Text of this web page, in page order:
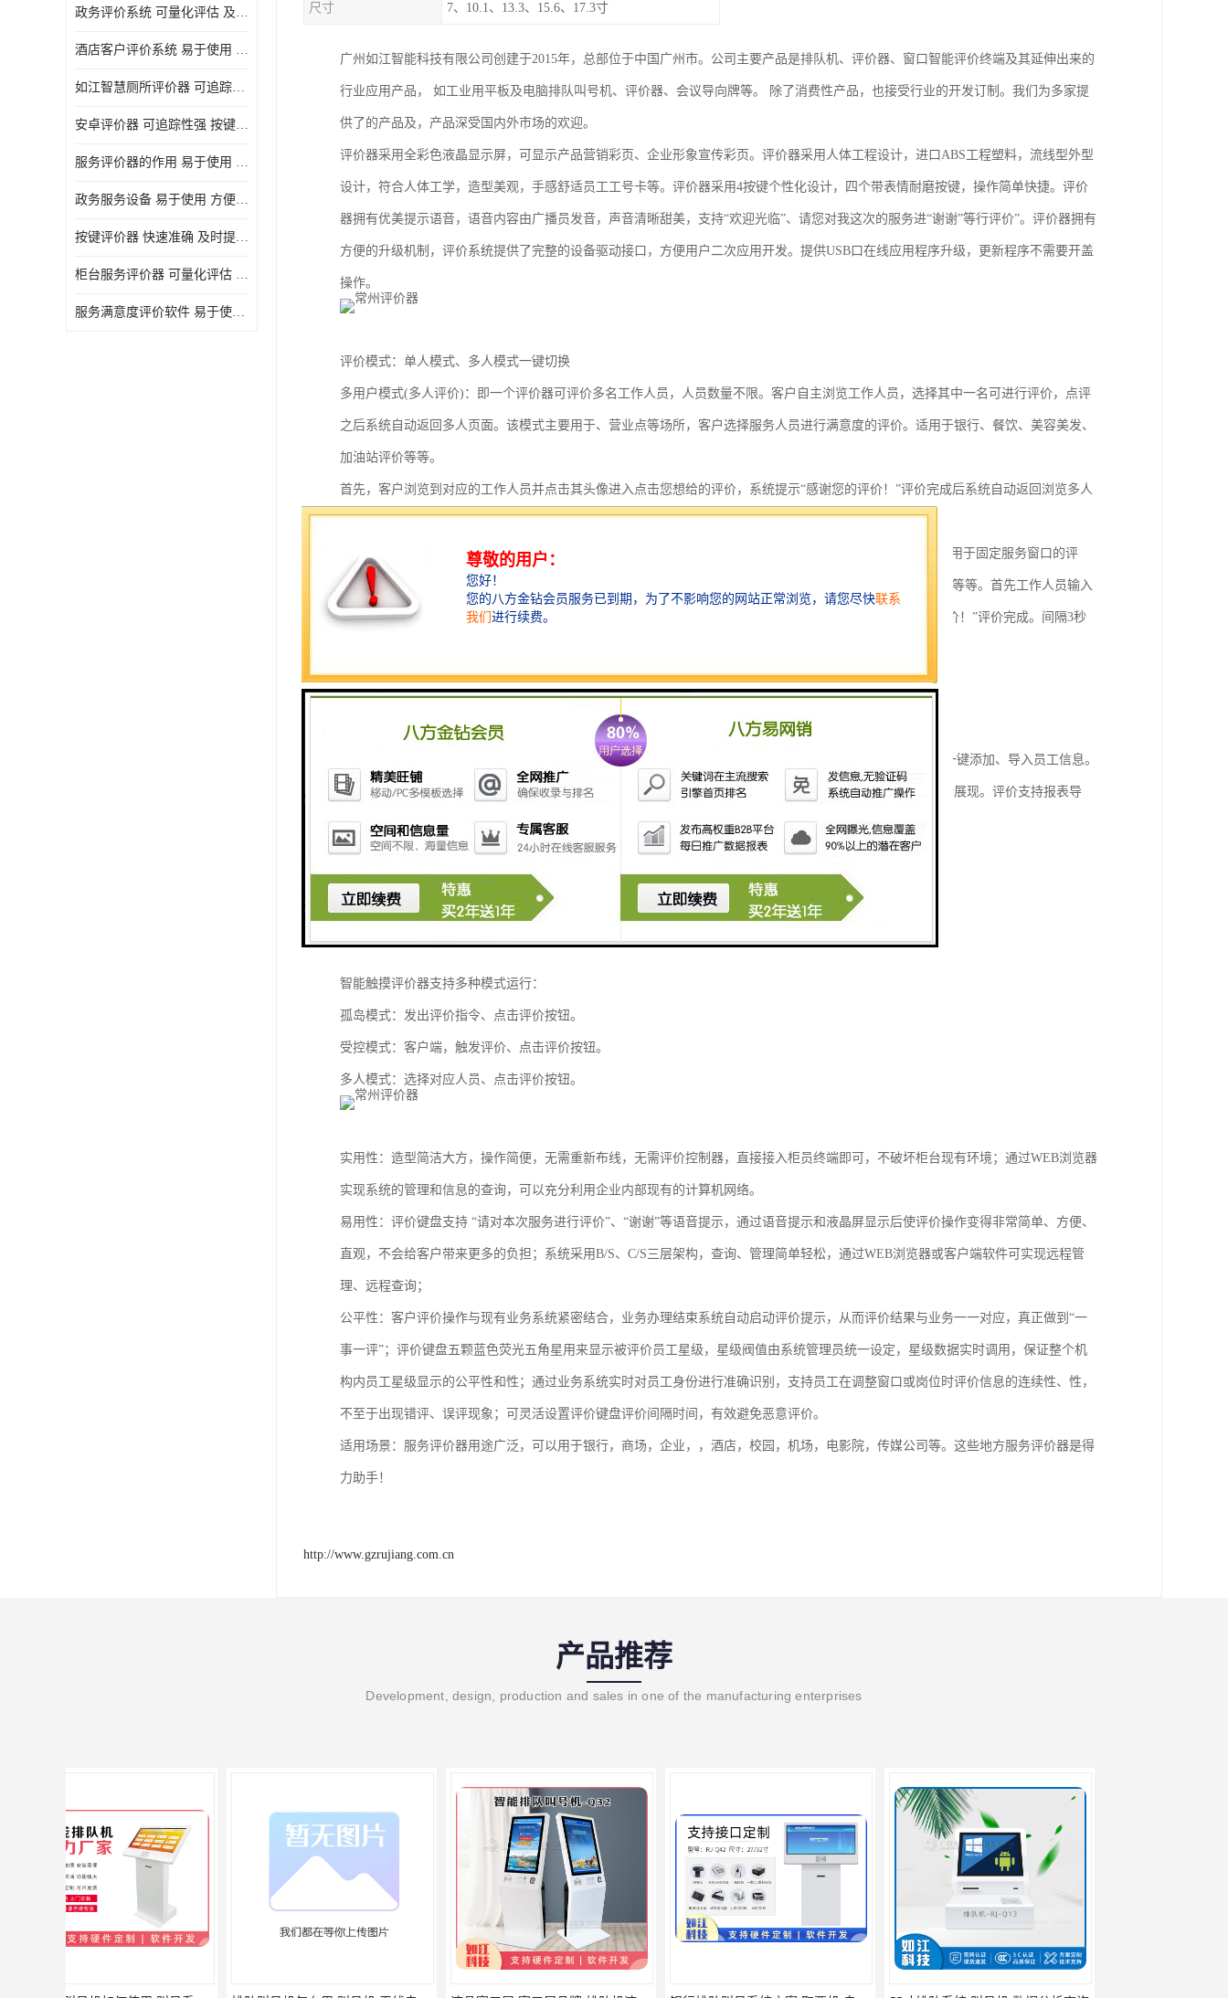
液晶广告机
政务评价系统 可量化评估 及时提供反馈
酒店客户评价系统 易于使用 按键响应速度
如江智慧厕所评价器 可追踪性强 及时提供反馈
安卓评价器 可追踪性强 按键响应速度
服务评价器的作用 易于使用 按键响应速度
政务服务设备 易于使用 方便数据记录和分析
按键评价器 快速准确 及时提供反馈
柜台服务评价器 可量化评估 及时提供反馈
服务满意度评价软件 易于使用 及时提供反馈
尺寸 7、10.1、13.3、15.6、17.3寸
广州如江智能科技有限公司创建于2015年，总部位于中国广州市。公司主要产品是排队机、评价器、窗口智能评价终端及其延伸出来的
行业应用产品， 如工业用平板及电脑排队叫号机、评价器、会议导向牌等。 除了消费性产品，也接受行业的开发订制。我们为多家提
供了的产品及，产品深受国内外市场的欢迎。
评价器采用全彩色液晶显示屏，可显示产品营销彩页、企业形象宣传彩页。评价器采用人体工程设计，进口ABS工程塑料，流线型外型
设计，符合人体工学，造型美观，手感舒适员工工号卡等。评价器采用4按键个性化设计，四个带表情耐磨按键，操作简单快捷。评价
器拥有优美提示语音，语音内容由广播员发音，声音清晰甜美，支持“欢迎光临”、请您对我这次的服务进“谢谢”等行评价”。评价器拥有
方便的升级机制，评价系统提供了完整的设备驱动接口，方便用户二次应用开发。提供USB口在线应用程序升级，更新程序不需要开盖
操作。
评价模式：单人模式、多人模式一键切换
多用户模式(多人评价)：即一个评价器可评价多名工作人员，人员数量不限。客户自主浏览工作人员，选择其中一名可进行评价，点评
之后系统自动返回多人页面。该模式主要用于、营业点等场所，客户选择服务人员进行满意度的评价。适用于银行、餐饮、美容美发、
加油站评价等等。
首先，客户浏览到对应的工作人员并点击其头像进入点击您想给的评价，系统提示“感谢您的评价！”评价完成后系统自动返回浏览多人
页面。间隔3秒后可进行下一次评价防止恶意评价，其中间隔时间支持。
单用户模式(单人评价)：即一个评价器评价一个窗口的工作人员，窗口换人时可以切换用户登录。该模式主要用于固定服务窗口的评
价，客户在显示的评价页面按键选择，评价器发声“感谢您的评价！”，评价完成。适用于银行、、海关检查站等等。首先工作人员输入
工号密码登陆后，评价页面自动显示自己的信息。客户在显示的评价页面按键选择，评价器发声“感谢您的评价！”评价完成。间隔3秒
服务满意评价系统
评价器支持连接WIFI无线网络直接使用；评价器支持单人或多人，同时评价。评价系统支持编辑员信息，可一键添加、导入员工信息。
支持广告播放，可播放支持图片、视频、广告等媒体。评价系统可进行数据统计，系统将自动统计数据、清晰展现。评价支持报表导
出，可—键导出评价结果。
智能触摸评价器有多种连接方式：
WIFI无线连接。现场存在WIFI热点可供连接，通过WIFI连接所有设备。
USB有线连接。设备连接到电脑，通过电脑与服务端通讯。
RJ45网络有线连接。使用设备附带的RJ45适配器（需另选购）连接到网络。
智能触摸评价器支持多种模式运行：
孤岛模式：发出评价指令、点击评价按钮。
受控模式：客户端，触发评价、点击评价按钮。
多人模式：选择对应人员、点击评价按钮。
实用性：造型简洁大方，操作简便，无需重新布线，无需评价控制器，直接接入柜员终端即可，不破坏柜台现有环境；通过WEB浏览器
实现系统的管理和信息的查询，可以充分利用企业内部现有的计算机网络。
易用性：评价键盘支持 “请对本次服务进行评价”、“谢谢”等语音提示，通过语音提示和液晶屏显示后使评价操作变得非常简单、方便、
直观，不会给客户带来更多的负担；系统采用B/S、C/S三层架构，查询、管理简单轻松，通过WEB浏览器或客户端软件可实现远程管
理、远程查询；
公平性：客户评价操作与现有业务系统紧密结合，业务办理结束系统自动启动评价提示，从而评价结果与业务一一对应，真正做到“一
事一评”；评价键盘五颗蓝色荧光五角星用来显示被评价员工星级，星级阀值由系统管理员统一设定，星级数据实时调用，保证整个机
构内员工星级显示的公平性和性；通过业务系统实时对员工身份进行准确识别，支持员工在调整窗口或岗位时评价信息的连续性、性，
不至于出现错评、误评现象；可灵活设置评价键盘评价间隔时间，有效避免恶意评价。
适用场景：服务评价器用途广泛，可以用于银行，商场，企业，，酒店，校园，机场，电影院，传媒公司等。这些地方服务评价器是得
力助手！
http://www.gzrujiang.com.cn
产品推荐
Development, design, production and sales in one of the manufacturing enterprises